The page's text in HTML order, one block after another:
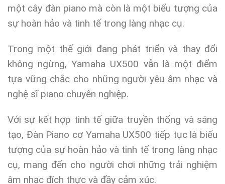
một cây đàn piano mà còn là một biểu tượng của
sự hoàn hảo và tinh tế trong làng nhạc cụ.
Trong một thế giới đang phát triển và thay đổi
không ngừng, Yamaha UX500 vẫn là một điểm
tựa vững chắc cho những người yêu âm nhạc và
nghệ sĩ piano chuyên nghiệp.
Với sự kết hợp tinh tế giữa truyền thống và sáng
tạo, Đàn Piano cơ Yamaha UX500 tiếp tục là biểu
tượng của sự hoàn hảo và tinh tế trong làng nhạc
cụ, mang đến cho người chơi những trải nghiệm
âm nhạc đích thực và đầy cảm xúc.